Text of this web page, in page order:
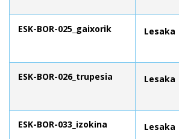
ESK-BOR-025_gaixorik Lesaka
ESK-BOR-026_trupesia Lesaka
ESK-BOR-033_izokina Lesaka